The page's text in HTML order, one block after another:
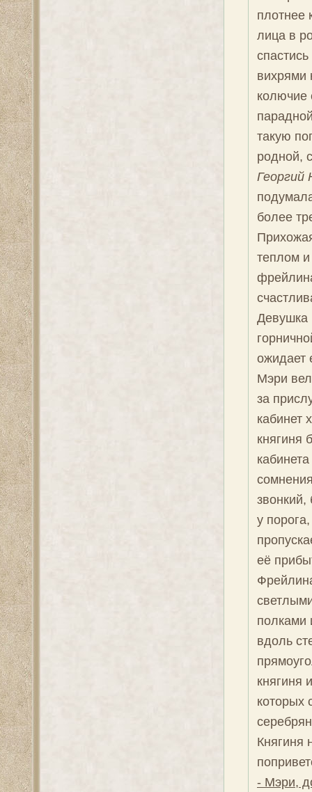
плотнее
лица в
вихрями
колючие
такую
родной,
Георгий
более
теплом
Девушка
ожидает
Мэри
за
кабинет
княгиня
у
её
полками
вдоль
княгиня
которых
Княгиня
- Мэри,